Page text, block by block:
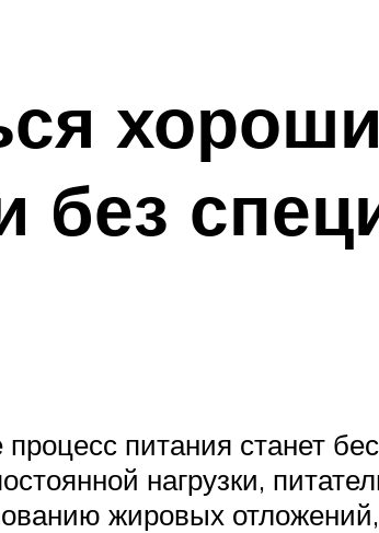
без
питания станет
нагрузки,
жировых